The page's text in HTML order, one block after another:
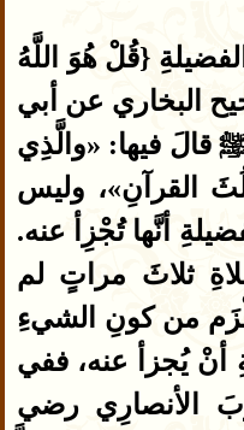
{قُلْ هُوَ اللَّهُ
البخاري عن أبي
قالَ فيها: «والَّذِي
القرآنِ»، وليس
أنَّها تُجْزِأ عنه.
ثلاثَ مراتٍ لم
من كونِ الشيءِ
أنْ يُجزأ عنه، ففي
الأنصارِي رضي